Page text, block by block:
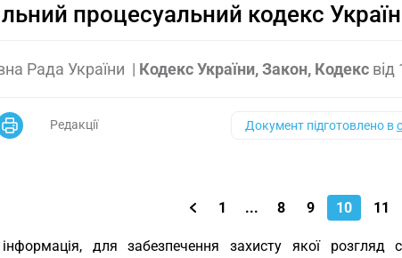
процесуальний кодекс
Рада України | Кодекс України, Закон, Кодекс від
Редакції Документ підготовлено в
1 ... 8 9 10 11
для забезпечення захисту якої